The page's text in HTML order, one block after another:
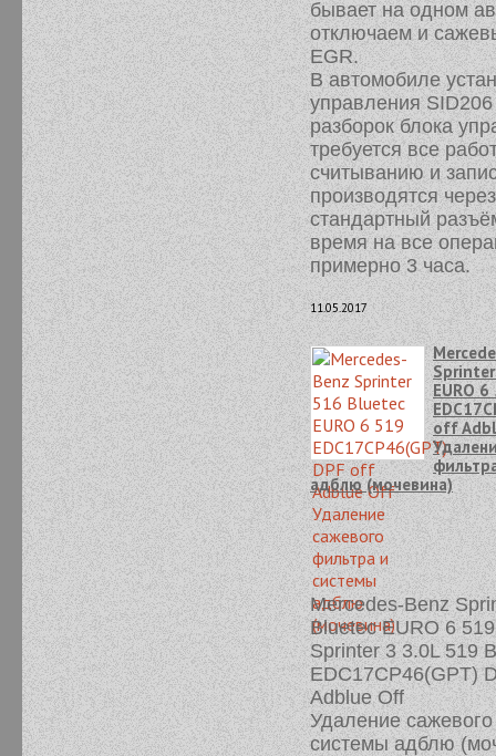
бывает на одном
отключаем и
EGR.
В автомобиле
управления SID206
разборок блока
требуется все
считыванию и
производятся через
стандартный
время на все
примерно 3 часа.
11.05.2017
EURO
off
адблю (мочевина)
Mercedes-Benz
Bluetec EURO 6
Sprinter 3 3.0L 519
EDC17CP46(GPT)
Adblue Off
Удаление
системы адблю